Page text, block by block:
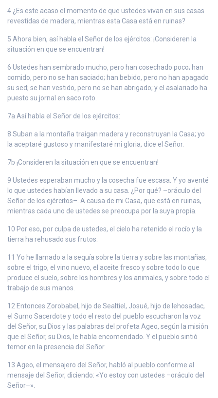
4 ¿Es este acaso el momento de que ustedes vivan en sus casas
revestidas de madera, mientras esta Casa está en ruinas?
5 Ahora bien, así habla el Señor de los ejércitos: ¡Consideren la
situación en que se encuentran!
6 Ustedes han sembrado mucho, pero han cosechado poco; han
comido, pero no se han saciado; han bebido, pero no han apagado
su sed; se han vestido, pero no se han abrigado; y el asalariado ha
puesto su jornal en saco roto.
7a Así habla el Señor de los ejércitos:
8 Suban a la montaña traigan madera y reconstruyan la Casa; yo
la aceptaré gustoso y manifestaré mi gloria, dice el Señor.
7b ¡Consideren la situación en que se encuentran!
9 Ustedes esperaban mucho y la cosecha fue escasa. Y yo aventé
lo que ustedes habían llevado a su casa. ¿Por qué? –oráculo del
Señor de los ejércitos–. A causa de mi Casa, que está en ruinas,
mientras cada uno de ustedes se preocupa por la suya propia.
10 Por eso, por culpa de ustedes, el cielo ha retenido el rocío y la
tierra ha rehusado sus frutos.
11 Yo he llamado a la sequía sobre la tierra y sobre las montañas,
sobre el trigo, el vino nuevo, el aceite fresco y sobre todo lo que
produce el suelo, sobre los hombres y los animales, y sobre todo el
trabajo de sus manos.
12 Entonces Zorobabel, hijo de Sealtiel, Josué, hijo de Iehosadac,
el Sumo Sacerdote y todo el resto del pueblo escucharon la voz
del Señor, su Dios y las palabras del profeta Ageo, según la misión
que el Señor, su Dios, le había encomendado. Y el pueblo sintió
temor en la presencia del Señor.
13 Ageo, el mensajero del Señor, habló al pueblo conforme al
mensaje del Señor, diciendo: «Yo estoy con ustedes –oráculo del
Señor–».